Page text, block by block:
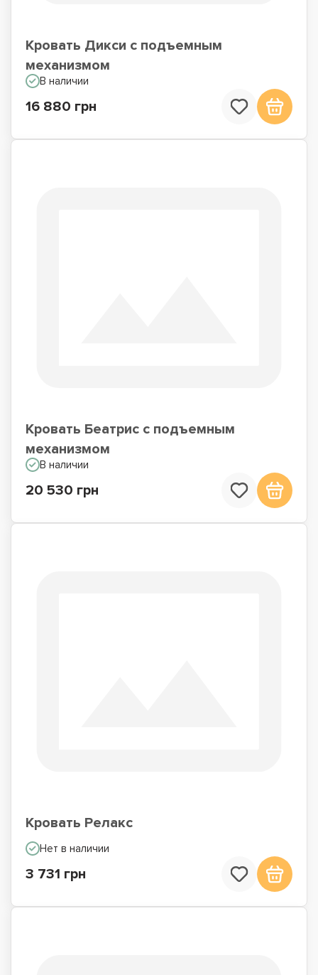
Кровать Дикси с подъемным
механизмом
В наличии
16 880 грн
Кровать Беатрис с подъемным
механизмом
В наличии
20 530 грн
Кровать Релакс
Нет в наличии
3 731 грн